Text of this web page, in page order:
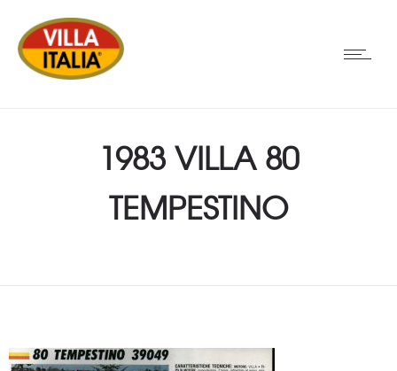
1983 VILLA 80
TEMPESTINO